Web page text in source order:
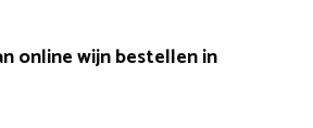
online wijn bestellen in